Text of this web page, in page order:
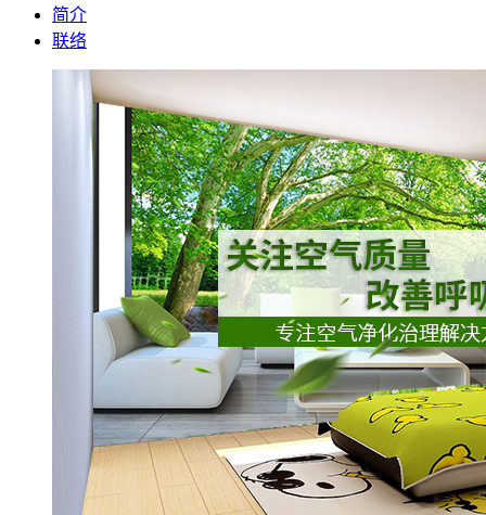
简介
联络